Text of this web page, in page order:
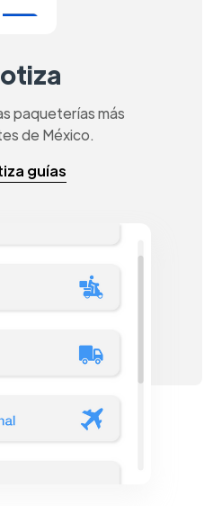
paqueterías más
de México.
guías